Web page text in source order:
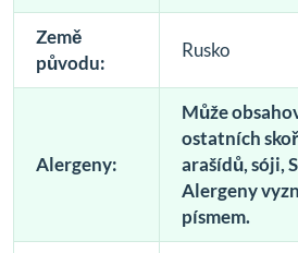
Země
původu:
Rusko
Alergeny:
Může
ostatních
arašídů, sóji,
Alergeny
písmem.